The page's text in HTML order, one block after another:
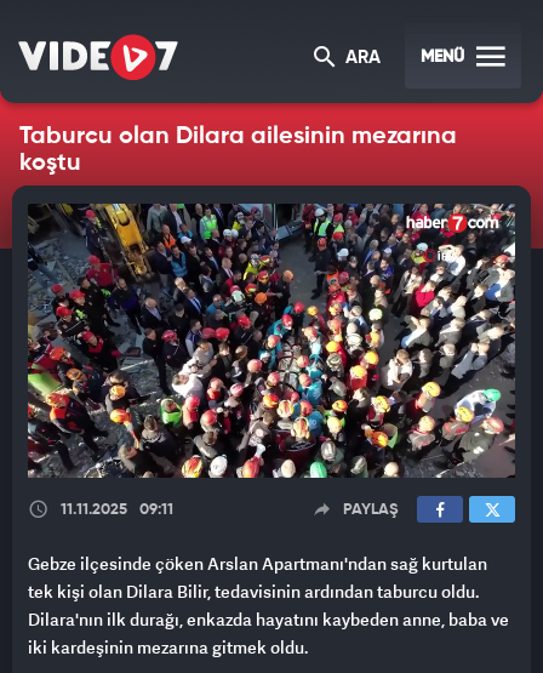
ARA MENÜ
Taburcu olan Dilara ailesinin mezarına
koştu
11.11.2025 09:11 PAYLAŞ
Gebze ilçesinde çöken Arslan Apartmanı'ndan sağ kurtulan
tek kişi olan Dilara Bilir, tedavisinin ardından taburcu oldu.
Dilara'nın ilk durağı, enkazda hayatını kaybeden anne, baba ve
iki kardeşinin mezarına gitmek oldu.